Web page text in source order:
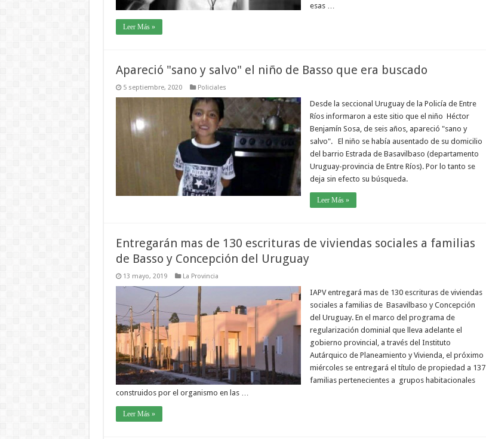
esas …
Leer Más »
Apareció "sano y salvo" el niño de Basso que era buscado
5 septiembre, 2020 Policiales
Desde la seccional Uruguay de la Policía de Entre
Ríos informaron a este sitio que el niño Héctor
Benjamín Sosa, de seis años, apareció "sano y
salvo". El niño se había ausentado de su domicilio
del barrio Estrada de Basavilbaso (departamento
Uruguay-provincia de Entre Ríos). Por lo tanto se
deja sin efecto su búsqueda.
Leer Más »
Entregarán mas de 130 escrituras de viviendas sociales a familias
de Basso y Concepción del Uruguay
13 mayo, 2019 La Provincia
IAPV entregará mas de 130 escrituras de viviendas
sociales a familias de Basavilbaso y Concepción
del Uruguay. En el marco del programa de
regularización dominial que lleva adelante el
gobierno provincial, a través del Instituto
Autárquico de Planeamiento y Vivienda, el próximo
miércoles se entregará el título de propiedad a 137
familias pertenecientes a grupos habitacionales
construidos por el organismo en las …
Leer Más »